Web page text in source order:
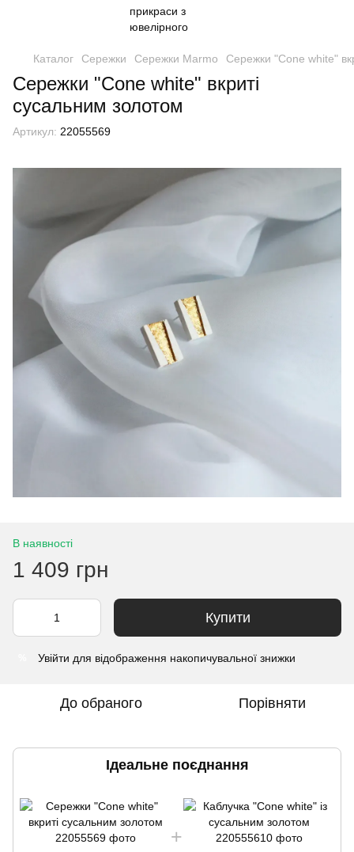
Каталог Сережки Сережки Marmo Сережки "Cone white"
Сережки "Cone white" вкриті
сусальним золотом
Артикул: 22055569
В наявності
1 409 грн
Купити
Увійти для відображення накопичувальної знижки
До обраного Порівняти
Ідеальне поєднання